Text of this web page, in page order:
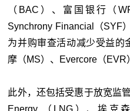
（BAC）、富国银行（
Synchrony Financial（SYF
为并购审查活动减少受益的
摩（MS）、Evercore（EVR
此外，还包括受惠于放宽监
Energy （LNG）、埃克